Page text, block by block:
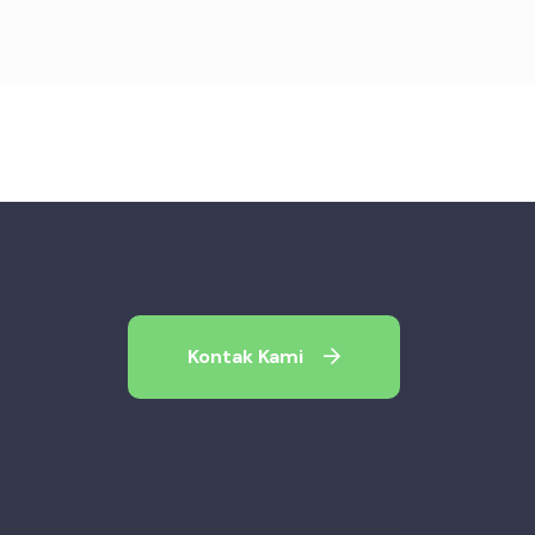
Kontak Kami